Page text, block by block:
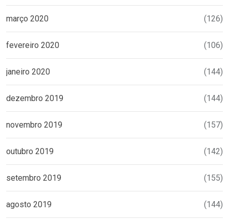
março 2020 (126)
fevereiro 2020 (106)
janeiro 2020 (144)
dezembro 2019 (144)
novembro 2019 (157)
outubro 2019 (142)
setembro 2019 (155)
agosto 2019 (144)